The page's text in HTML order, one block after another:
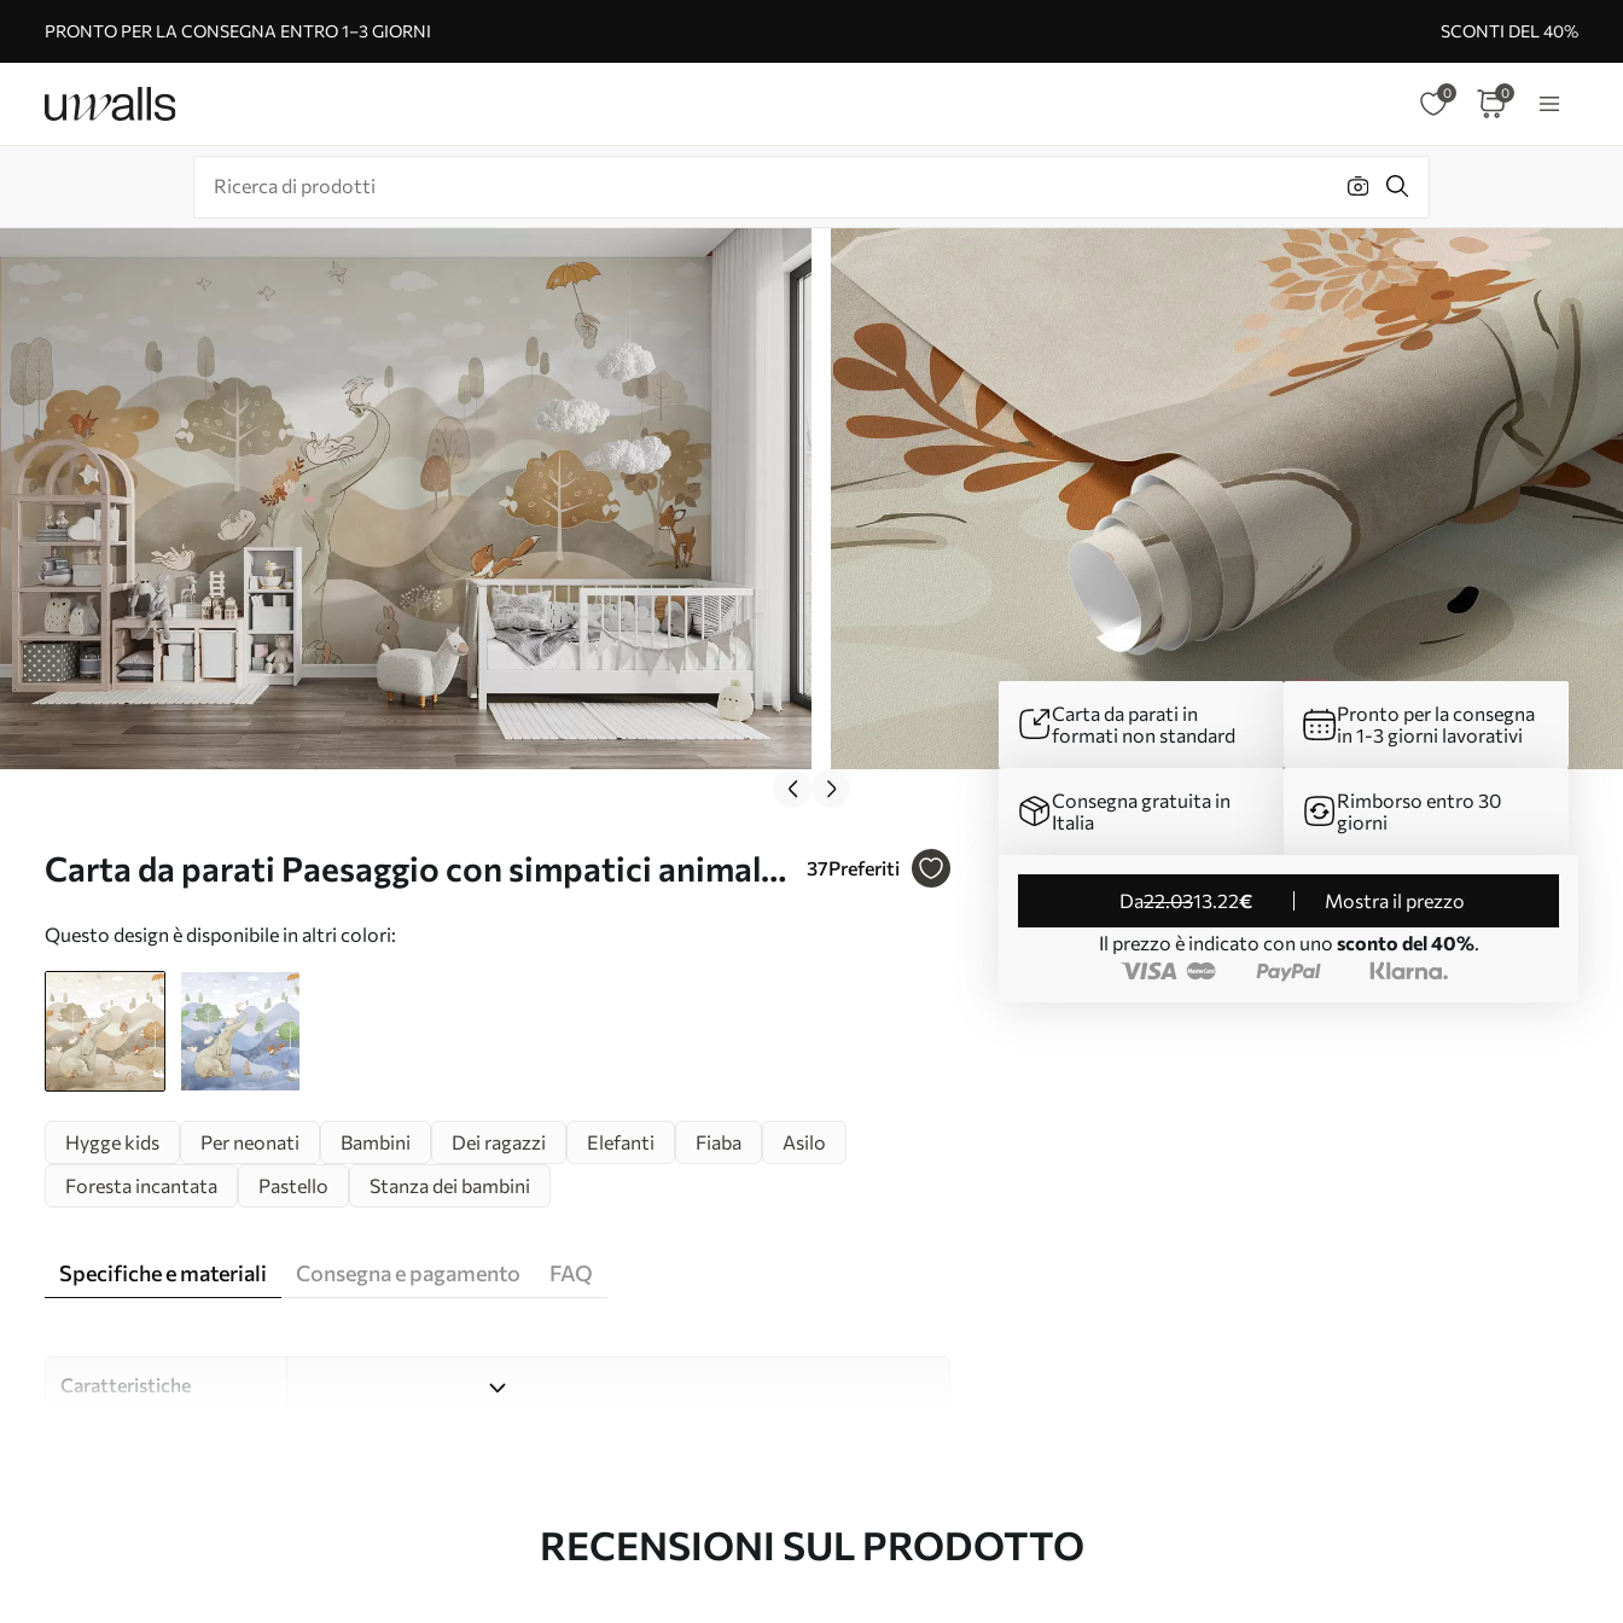
PRONTO PER LA CONSEGNA ENTRO 1–3 GIORNI SCONTI DEL 40%
0 0
Carta da parati Paesaggio con simpatici animali
37Preferiti
Questo design è disponibile in altri colori:
Carta da parati in
formati non standard
Pronto per la consegna
in 1-3 giorni lavorativi
Consegna gratuita in
Italia
Rimborso entro 30
giorni
da22.0313.22€
Mostra il prezzo
Il prezzo è indicato con uno sconto del 40%.
Hygge kids Per neonati Bambini Dei ragazzi Elefanti Fiaba
Asilo
Foresta incantata
Pastello Stanza dei bambini
Specifiche e materiali Consegna e pagamento FAQ
Caratteristiche
RECENSIONI SUL PRODOTTO